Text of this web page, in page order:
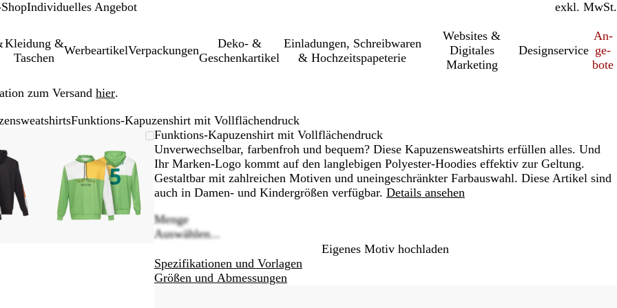
Individuelles Angebot inkl. MwSt.
exkl. MwSt.
Kleidung &
Taschen
WerbeartikelVerpackungen
Deko- &
Geschenkartikel
Einl­a­dung­en, Schreib­wa­ren
& Hochzeitspapeterie
Websites &
Digitales
Marketing
Designservice
An­­
ge­­
bo­­te
zum Versand hier.
Funktions-Kapuzenshirt mit Vollflächendruck
Vergrößer-/verkleinerbares
Bild
auf
Minimum
zum
Vergrößern
Verwenden
Sie
die
Tasten
und
-
Funktions-Kapuzenshirt mit Vollflächendruck
Unverwechselbar, farbenfroh und bequem? Diese Kapuzensweatshirts erfüllen alles. Und
Ihr Marken-Logo kommt auf den langlebigen Polyester-Hoodies effektiv zur Geltung.
Gestaltbar mit zahlreichen Motiven und uneingeschränkter Farbauswahl. Diese Artikel sind
auch in Damen- und Kindergrößen verfügbar. Details ansehen
options
Menge
Auswählen...
Eigenes Motiv hochladen
Spezifikationen und Vorlagen
Größen und Abmessungen